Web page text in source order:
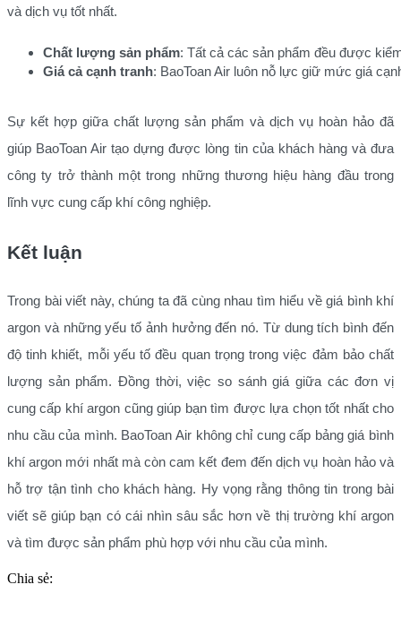
và dịch vụ tốt nhất.
Chất lượng sản phẩm: Tất cả các sản phẩm đều được
Giá cả cạnh tranh: BaoToan Air luôn nỗ lực giữ mức giá
Sự kết hợp giữa chất lượng sản phẩm và dịch vụ hoàn hảo đã
giúp BaoToan Air tạo dựng được lòng tin của khách hàng và đưa
công ty trở thành một trong những thương hiệu hàng đầu trong
lĩnh vực cung cấp khí công nghiệp.
Kết luận
Trong bài viết này, chúng ta đã cùng nhau tìm hiểu về giá bình khí
argon và những yếu tố ảnh hưởng đến nó. Từ dung tích bình đến
độ tinh khiết, mỗi yếu tố đều quan trọng trong việc đảm bảo chất
lượng sản phẩm. Đồng thời, việc so sánh giá giữa các đơn vị
cung cấp khí argon cũng giúp bạn tìm được lựa chọn tốt nhất cho
nhu cầu của mình. BaoToan Air không chỉ cung cấp bảng giá bình
khí argon mới nhất mà còn cam kết đem đến dịch vụ hoàn hảo và
hỗ trợ tận tình cho khách hàng. Hy vọng rằng thông tin trong bài
viết sẽ giúp bạn có cái nhìn sâu sắc hơn về thị trường khí argon
và tìm được sản phẩm phù hợp với nhu cầu của mình.
Chia sẻ: